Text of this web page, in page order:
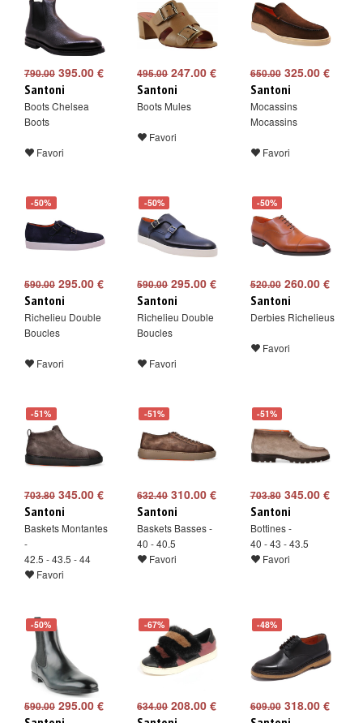
790.00 395.00 €
Santoni
Boots Chelsea
Boots
Favori
495.00247.00 €
Santoni
Boots Mules
Favori
650.00325.00 €
Santoni
Mocassins
Mocassins
Favori
-50%
590.00 295.00 €
Santoni
Richelieu Double
Boucles
Favori
-50%
590.00295.00 €
Santoni
Richelieu Double
Boucles
Favori
-50%
520.00260.00 €
Santoni
Derbies Richelieus
Favori
-51%
703.80 345.00 €
Santoni
Baskets Montantes
-
42.5 - 43.5 - 44
Favori
-51%
632.40310.00 €
Santoni
Baskets Basses -
40 - 40.5
Favori
-51%
703.80345.00 €
Santoni
Bottines -
40 - 43 - 43.5
Favori
-50%
590.00 295.00 €
-67%
634.00208.00 €
-48%
609.00318.00 €